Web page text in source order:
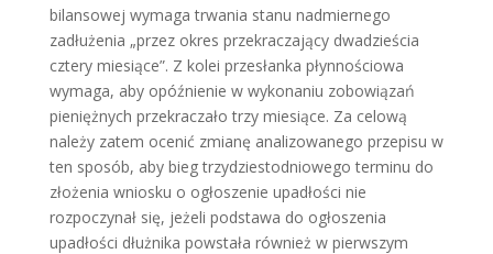
bilansowej wymaga trwania stanu nadmiernego
zadłużenia „przez okres przekraczający dwadzieścia
cztery miesiące”. Z kolei przesłanka płynnościowa
wymaga, aby opóźnienie w wykonaniu zobowiązań
pieniężnych przekraczało trzy miesiące. Za celową
należy zatem ocenić zmianę analizowanego przepisu w
ten sposób, aby bieg trzydziestodniowego terminu do
złożenia wniosku o ogłoszenie upadłości nie
rozpoczynał się, jeżeli podstawa do ogłoszenia
upadłości dłużnika powstała również w pierwszym